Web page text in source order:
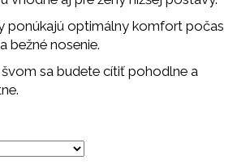
ponúkajú optimálny komfort počas
bežné nosenie.
sa budete cítiť pohodlne a